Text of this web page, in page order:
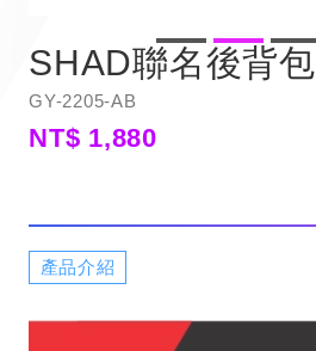
SHAD聯名後背包
GY-2205-AB
NT$ 1,880
產品介紹